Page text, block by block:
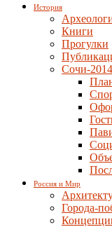
История
Книги
Прогулки
Сочи-2014
Россия и Мир
Города-